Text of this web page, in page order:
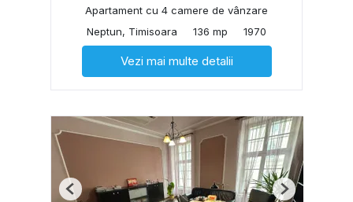
Apartament cu 4 camere de vânzare
Neptun, Timisoara
136 mp 1970
Vezi mai multe detalii
Previous Next